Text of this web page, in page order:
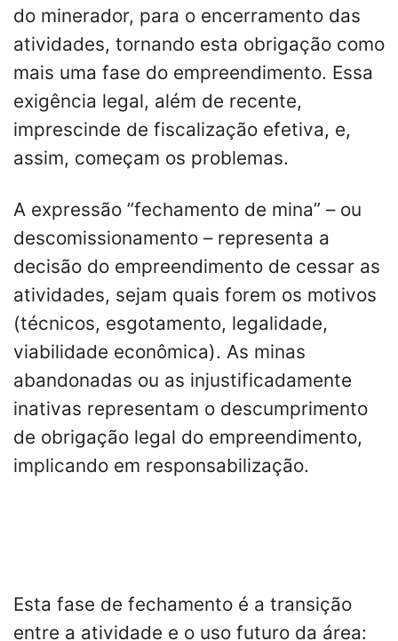
do minerador, para o encerramento das
atividades, tornando esta obrigação como
mais uma fase do empreendimento. Essa
exigência legal, além de recente,
imprescinde de fiscalização efetiva, e,
assim, começam os problemas.
A expressão ”fechamento de mina” – ou
descomissionamento – representa a
decisão do empreendimento de cessar as
atividades, sejam quais forem os motivos
(técnicos, esgotamento, legalidade,
viabilidade econômica). As minas
abandonadas ou as injustificadamente
inativas representam o descumprimento
de obrigação legal do empreendimento,
implicando em responsabilização.
Esta fase de fechamento é a transição
entre a atividade e o uso futuro da área: